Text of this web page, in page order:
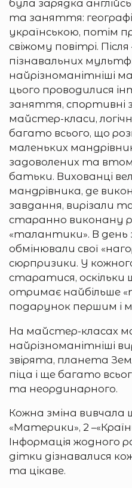
була зарядка
та заняття:
українською, потім
свіжому повітрі. Після
пізнавальних
найрізноманітніші
цього проводилися
заняття, спортивні
майстер-класи,
багато всього, що
маленьких
задоволених та
батьки. Вихованці
мандрівника, де
завдання, вирізали
старанно виконану
«талантики». В день
обмінювали свої
сюрпризики. У
старатися, оскільки
отримає найбільше
подарунок першим і
На майстер-класах
найрізноманітніші
звірята, планета
піца і ще багато
та неординарного.
Кожна зміна вивчала
«Материки», 2
Інформація жодного
дітки дізнавалися
та цікаве.